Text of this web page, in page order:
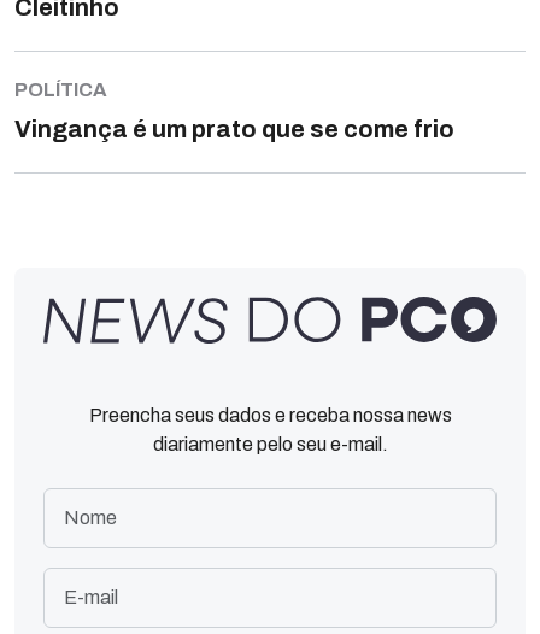
Cleitinho
POLÍTICA
Vingança é um prato que se come frio
Preencha seus dados e receba nossa news
diariamente pelo seu e-mail.